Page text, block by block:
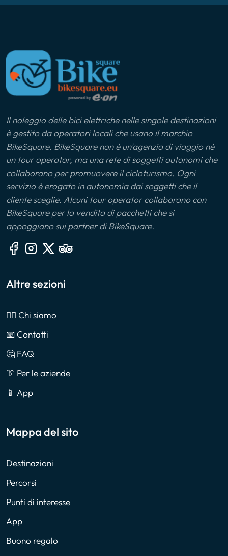
Il noleggio delle bici elettriche nelle singole destinazioni
è gestito da operatori locali che usano il marchio
BikeSquare. BikeSquare non è un'agenzia di viaggio nè
un tour operator, ma una rete di soggetti autonomi che
collaborano per promuovere il cicloturismo. Ogni
servizio è erogato in autonomia dai soggetti che il
cliente sceglie. Alcuni tour operator collaborano con
BikeSquare per la vendita di pacchetti che si
appoggiano sui partner di BikeSquare.
Altre sezioni
🙎‍♂️ Chi siamo
📧 Contatti
🤔 FAQ
👔 Per le aziende
📱 App
Mappa del sito
Destinazioni
Percorsi
Punti di interesse
App
Buono regalo